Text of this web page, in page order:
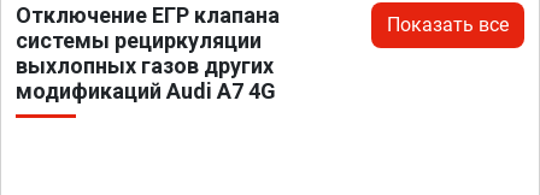
Отключение ЕГР клапана
системы рециркуляции
выхлопных газов других
модификаций Audi A7 4G
Показать все